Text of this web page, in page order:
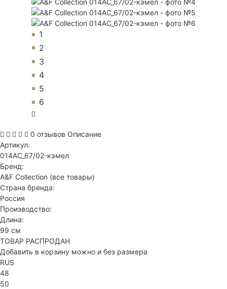
1
2
3
4
5
6
0 отзывов Описание
Артикул:
014AC_67/02-кэмел
Бренд:
A&F Collection (все товары)
Страна бренда:
Россия
Производство:
Длина:
99 см
ТОВАР РАСПРОДАН
Добавить в корзину можно и без размера
RUS
48
50